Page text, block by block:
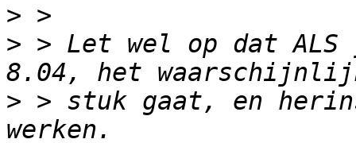
>
> > Let wel op dat ALS
> > stuk gaat, en